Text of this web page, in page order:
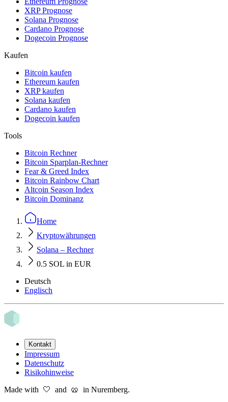
XRP Prognose
Solana Prognose
Cardano Prognose
Dogecoin Prognose
Kaufen
Bitcoin kaufen
Ethereum kaufen
XRP kaufen
Solana kaufen
Cardano kaufen
Dogecoin kaufen
Tools
Bitcoin Rechner
Bitcoin Sparplan-Rechner
Fear & Greed Index
Bitcoin Rainbow Chart
Altcoin Season Index
Bitcoin Dominanz
Home
Kryptowährungen
Solana – Rechner
0.5 SOL in EUR
Deutsch
Englisch
Kontakt
Impressum
Datenschutz
Risikohinweise
Made with 🤍 and 🥨 in Nuremberg.